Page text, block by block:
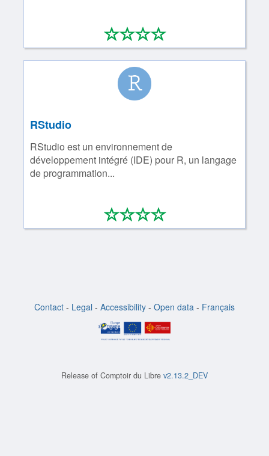
****
0/4
RStudio
RStudio est un environnement de
développement intégré (IDE) pour R, un langage
de programmation...
****
0/4
Contact - Legal - Accessibility - Open data - Français
Release of Comptoir du Libre v2.13.2_DEV